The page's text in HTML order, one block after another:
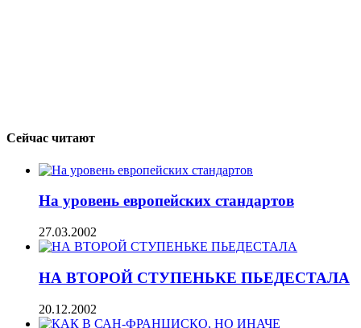
Сейчас читают
На уровень европейских стандартов
27.03.2002
НА ВТОРОЙ СТУПЕНЬКЕ ПЬЕДЕСТАЛА
20.12.2002